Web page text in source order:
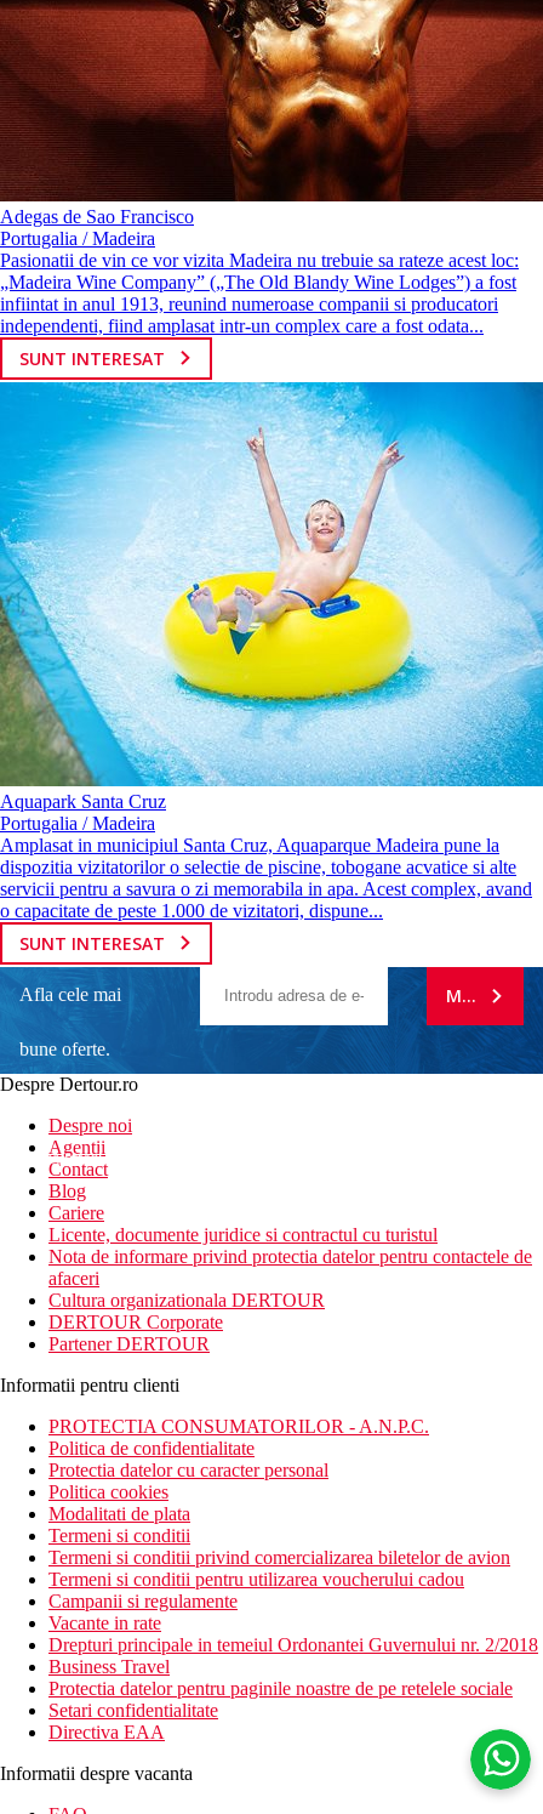
Adegas de Sao Francisco
Portugalia / Madeira
Pasionatii de vin ce vor vizita Madeira nu trebuie sa rateze acest loc:
„Madeira Wine Company” („The Old Blandy Wine Lodges”) a fost
infiintat in anul 1913, reunind numeroase companii si producatori
independenti, fiind amplasat intr-un complex care a fost odata...
SUNT INTERESAT
Aquapark Santa Cruz
Portugalia / Madeira
Amplasat in municipiul Santa Cruz, Aquaparque Madeira pune la
dispozitia vizitatorilor o selectie de piscine, tobogane acvatice si alte
servicii pentru a savura o zi memorabila in apa. Acest complex, avand
o capacitate de peste 1.000 de vizitatori, dispune...
SUNT INTERESAT
Afla cele mai
bune oferte.
newsletter!
MA
Despre Dertour.ro
Despre noi
Agentii
Contact
Blog
Cariere
Licente, documente juridice si contractul cu turistul
Nota de informare privind protectia datelor pentru contactele de
afaceri
Cultura organizationala DERTOUR
DERTOUR Corporate
Partener DERTOUR
Informatii pentru clienti
PROTECTIA CONSUMATORILOR - A.N.P.C.
Politica de confidentialitate
Protectia datelor cu caracter personal
Politica cookies
Modalitati de plata
Termeni si conditii
Termeni si conditii privind comercializarea biletelor de avion
Termeni si conditii pentru utilizarea voucherului cadou
Campanii si regulamente
Vacante in rate
Drepturi principale in temeiul Ordonantei Guvernului nr. 2/2018
Business Travel
Protectia datelor pentru paginile noastre de pe retelele sociale
Setari confidentialitate
Directiva EAA
Informatii despre vacanta